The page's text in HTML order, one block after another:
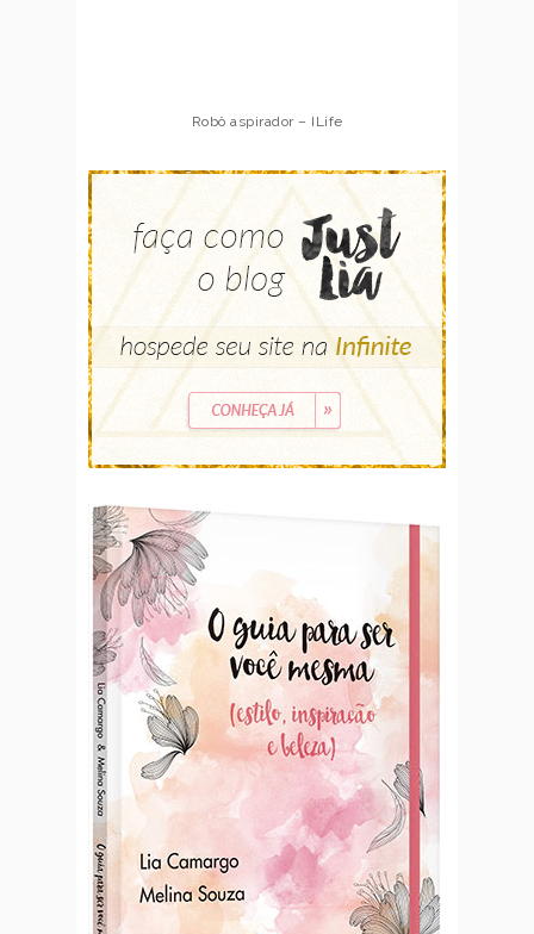
Robô aspirador – ILife